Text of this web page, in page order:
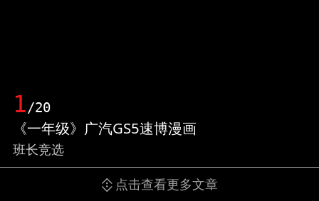
1/20
《一年级》广汽GS5速博漫画
班长竞选
点击查看更多文章